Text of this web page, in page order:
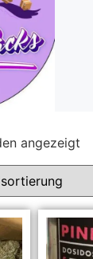
angezeigt